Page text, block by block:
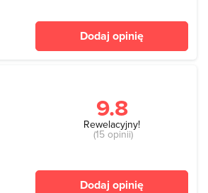
Dodaj opinię
9.8
Rewelacyjny!
(15 opinii)
Dodaj opinię